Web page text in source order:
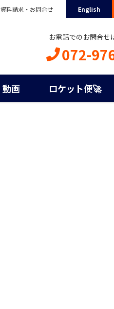
資料請求・お問合せ English
お電話でのお問合せ
072-
動画 ロケット便🚀